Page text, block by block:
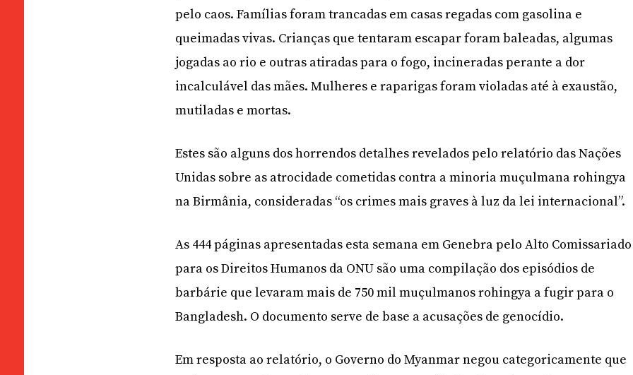
pelo caos. Famílias foram trancadas em casas regadas com gasolina e
queimadas vivas. Crianças que tentaram escapar foram baleadas, algumas
jogadas ao rio e outras atiradas para o fogo, incineradas perante a dor
incalculável das mães. Mulheres e raparigas foram violadas até à exaustão,
mutiladas e mortas.
Estes são alguns dos horrendos detalhes revelados pelo relatório das Nações
Unidas sobre as atrocidade cometidas contra a minoria muçulmana rohingya
na Birmânia, consideradas “os crimes mais graves à luz da lei internacional”.
As 444 páginas apresentadas esta semana em Genebra pelo Alto Comissariado
para os Direitos Humanos da ONU são uma compilação dos episódios de
barbárie que levaram mais de 750 mil muçulmanos rohingya a fugir para o
Bangladesh. O documento serve de base a acusações de genocídio.
Em resposta ao relatório, o Governo do Myanmar negou categoricamente que